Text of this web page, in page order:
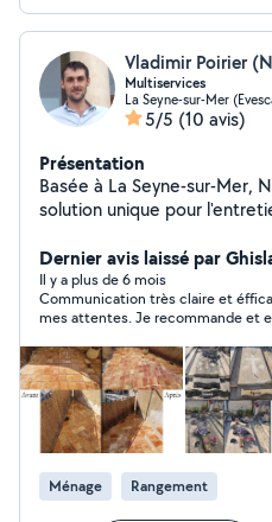
Vladimir Poirier
Multiservices
La Seyne-sur-Mer
5/5 (10 avis)
Présentation
Basée à La Seyne-sur-Mer,
solution unique pour l'entretien et
résidences secondaires. -
après déménagement. -
(terrasses, balcons,
funéraires). - Petits travaux
meubles.
Dernier avis laissé par
Il y a plus de 6 mois
Communication très claire et
mes attentes. Je recommande et
Ménage Rangement